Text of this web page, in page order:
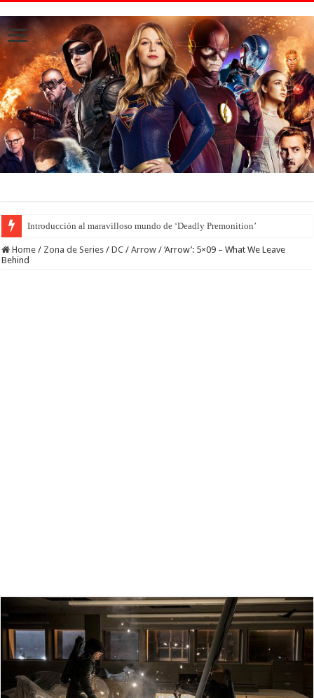
Introducción al maravilloso mundo de ‘Deadly Premonition’
Home / Zona de Series / DC / Arrow / ‘Arrow’: 5×09 – What We Leave
Behind